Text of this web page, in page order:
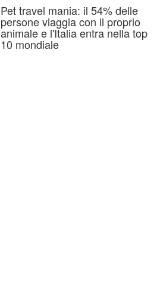
Pet travel mania: il 54% delle
persone viaggia con il proprio
animale e l'Italia entra nella top
10 mondiale